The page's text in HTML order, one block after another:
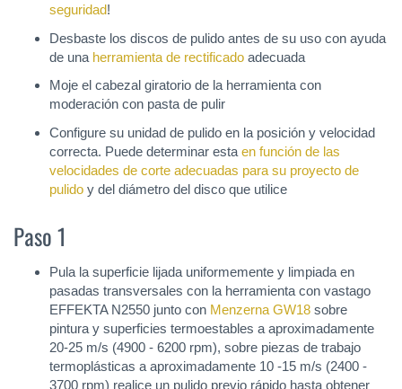
seguridad!
Desbaste los discos de pulido antes de su uso con ayuda
de una herramienta de rectificado adecuada
Moje el cabezal giratorio de la herramienta con
moderación con pasta de pulir
Configure su unidad de pulido en la posición y velocidad
correcta. Puede determinar esta en función de las
velocidades de corte adecuadas para su proyecto de
pulido y del diámetro del disco que utilice
Paso 1
Pula la superficie lijada uniformemente y limpiada en
pasadas transversales con la herramienta con vastago
EFFEKTA N2550 junto con Menzerna GW18 sobre
pintura y superficies termoestables a aproximadamente
20-25 m/s (4900 - 6200 rpm), sobre piezas de trabajo
termoplásticas a aproximadamente 10 -15 m/s (2400 -
3700 rpm) realice un pulido previo rápido hasta obtener